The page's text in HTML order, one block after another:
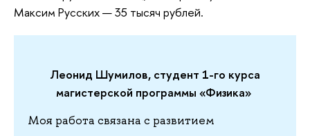
Максим Русских — 35 тысяч рублей.
Леонид Шумилов, студент 1-го курса
магистерской программы «Физика»
Моя работа связана с развитием